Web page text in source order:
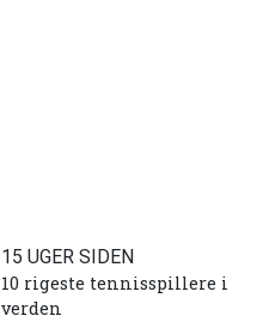
15 UGER SIDEN
10 rigeste tennisspillere i
verden